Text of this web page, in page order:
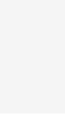
một liệu
sóc tóc và da
mềm và